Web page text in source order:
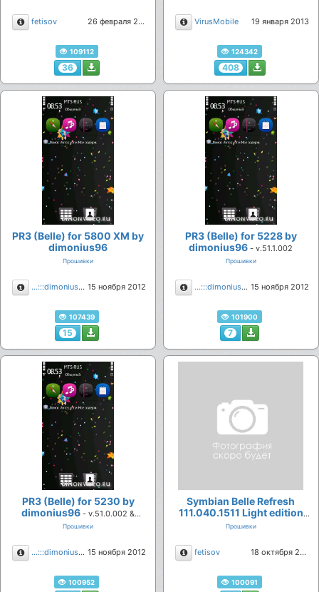
Описание
fetisov 26 февраля 2013
109112
36
Описание
VirusMobile 19 января 2013
124342
408
PR3 (Belle) for 5800 XM by
dimonius96
Прошивки
Описание ...:::dimonius96:::... 15 ноября 2012
107439
15
PR3 (Belle) for 5228 by
dimonius96 - v.51.1.002
Прошивки
Описание ...:::dimonius96:::... 15 ноября 2012
101900
7
PR3 (Belle) for 5230 by
dimonius96 - v.51.0.002 &
51.6.002
Прошивки
Описание ...:::dimonius96:::... 15 ноября 2012
100952
Symbian Belle Refresh
111.040.1511 Light edition
NOKIA E7 (E7-00) RM-626
Прошивки
Описание
fetisov 18 октября 2012
100091